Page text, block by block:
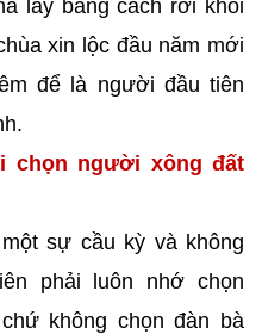
lấy bằng cách rời khỏi
xin lộc đầu năm mới
để là người đầu tiên
chọn người xông đất
sự cầu kỳ và không
phải luôn nhớ chọn
không chọn đàn bà